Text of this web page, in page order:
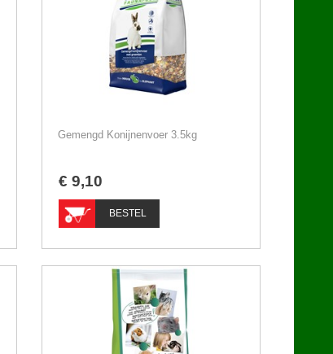
Gemengd Konijnenvoer 3.5kg
€ 9,10
BESTEL